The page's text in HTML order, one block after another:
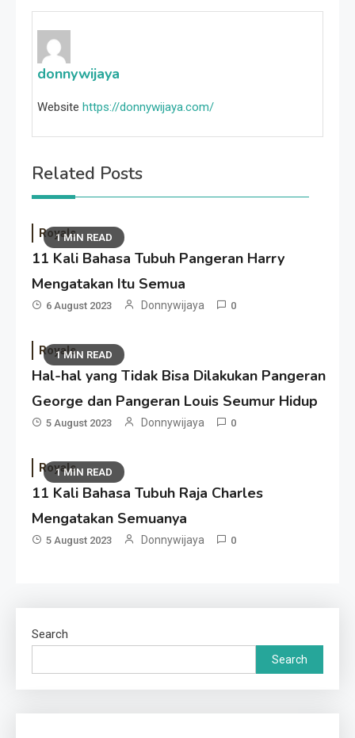
donnywijaya
Website https://donnywijaya.com/
Related Posts
1 MIN READ
Royals
11 Kali Bahasa Tubuh Pangeran Harry
Mengatakan Itu Semua
6 August 2023 Donnywijaya 0
1 MIN READ
Royals
Hal-hal yang Tidak Bisa Dilakukan Pangeran
George dan Pangeran Louis Seumur Hidup
5 August 2023 Donnywijaya 0
1 MIN READ
Royals
11 Kali Bahasa Tubuh Raja Charles
Mengatakan Semuanya
5 August 2023 Donnywijaya 0
Search
Search